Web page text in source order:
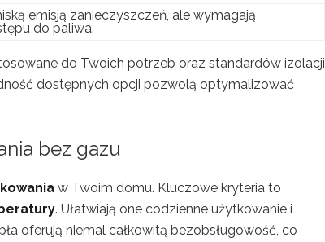
emisją zanieczyszczeń, ale wymagają
do paliwa.
do Twoich potrzeb oraz standardów izolacji
dostępnych opcji pozwolą optymalizować
bez gazu
w Twoim domu. Kluczowe kryteria to
. Ułatwiają one codzienne użytkowanie i
oferują niemal całkowitą bezobsługowość, co